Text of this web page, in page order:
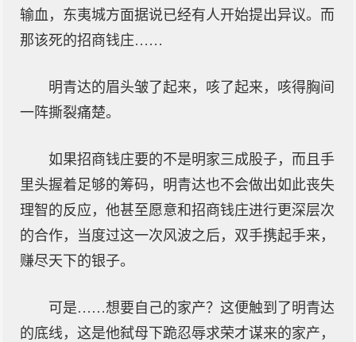
输血，东夷城方面据说已经有人开始提出异议。而
那该死的招商钱庄……
明青达的眉头皱了起来，咳了起来，咳得胸间
一阵撕裂痛楚。
如果招商钱庄要的不是明家三成股子，而且手
里头握着足够的筹码，明青达也不会做出如此丧失
理智的反应，他甚至愿意和招商钱庄进行更深层次
的合作，当度过这一次风波之后，双手携起手来，
赚尽天下的银子。
可是……想要自己的家产？这便触到了明青达
的底线，这是他弑母下跪忍辱求荣才谋来的家产，